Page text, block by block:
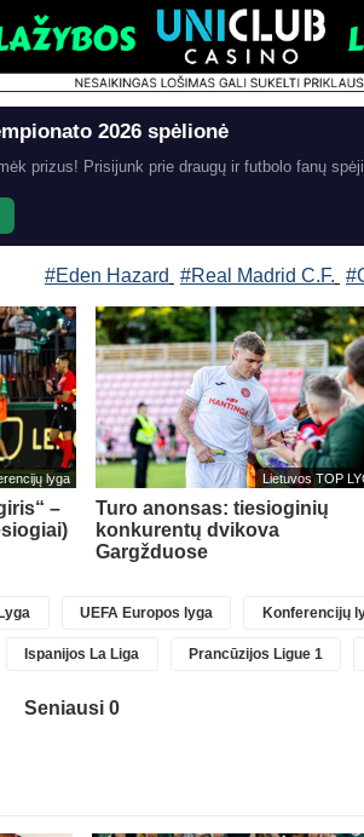
2026 spėlionė
prizus! Prisijunk prie draugų ir futbolo fanų
#Eden Hazard #Real Madrid C.F.
lyga
–
Lietuvos TOP
Turo anonsas: tiesioginių
konkurentų dvikova
Gargžduose
UEFA Europos lyga Konferencijų
Ispanijos La Liga Prancūzijos Ligue 1
Seniausi 0